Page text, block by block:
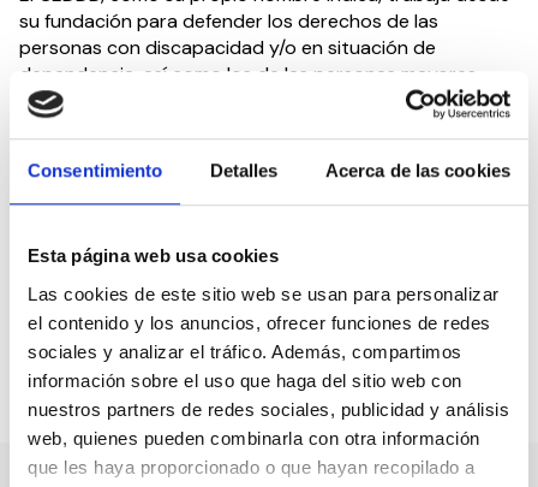
Consentimiento Detalles Acerca de las cookies
Esta página web usa cookies
Las cookies de este sitio web se usan para personalizar
el contenido y los anuncios, ofrecer funciones de redes
sociales y analizar el tráfico. Además, compartimos
información sobre el uso que haga del sitio web con
nuestros partners de redes sociales, publicidad y análisis
web, quienes pueden combinarla con otra información
que les haya proporcionado o que hayan recopilado a
su fundación para defender los derechos de las
personas con discapacidad y/o en situación de
dependencia, así como los de las personas mayores.
Para ello, CEDDD trabaja por un lado a través de su
agenda institucional, manteniendo reuniones con
incidencia política, y por otro, a través de las jornadas
de sus Consejos Sectoriales, integrados por
informar a la sociedad de las diferentes realidades que
determinan la vida de los colectivos a los que CEDDD
representa.
Compartir en: